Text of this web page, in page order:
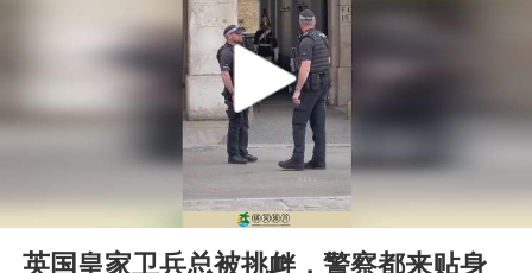
阿根廷足协发文力挺因凡蒂诺
中国稀土盘中涨停
A股开盘：民爆、CPO等概念走强
日本广岛民众举行游行反对政府行径
Play
00:00 00:12
英国皇家卫兵总被挑衅，警察都来贴身